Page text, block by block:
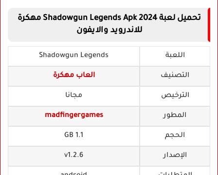
تحميل لعبة Shadowgun Legends Apk 2024 مهكرة
للاندرويد والايفون
اللعبة Shadowgun Legends
التصنيف العاب مهكرة
الترخيص مجانا
المطور madfingergames
الحجم 1.1 GB
الإصدار v1.2.6